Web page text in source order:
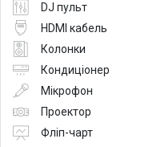
DJ пульт
HDMI кабель
Колонки
Кондиціонер
Мікрофон
Проектор
Фліп-чарт